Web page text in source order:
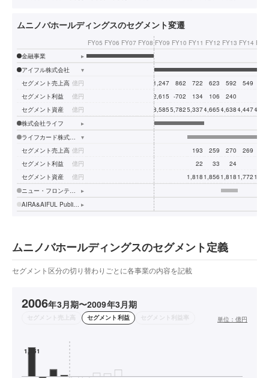
ムニノバホールディングスのセグメント変遷
FY05 FY06 FY07 FY08 FY09 FY10 FY11 FY12 FY13 FY14
金融事業
▸
アイフル株式会社
▾
セグメント売上高 億円 1,247 862 722 623 592 549
セグメント利益
億円 -2,615 -702 134 106
240
セグメント資産
億円 8,585 5,782 5,3374,665 4,638 4,447
株式会社ライフ
▸
▾
セグメント売上高 億円 193 259 270 269
セグメント利益
億円 22 33
24
セグメント資産
億円 1,818 1,856 1,818 1,772
▸
▸
ムニノバホールディングスのセグメント定義
セグメント区分の切り替わりごとに各事業の内容を記載
2006年3月期〜2009年3月期
セグメント売上高 セグメント利益 セグメント利益率 単位： 億円